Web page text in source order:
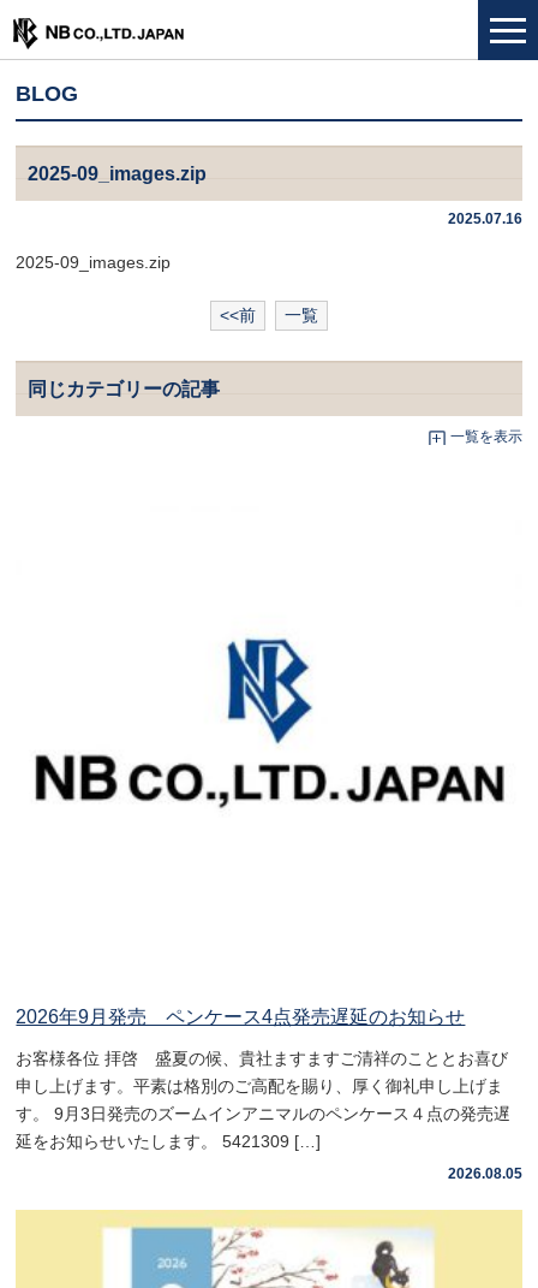
BLOG
2025-09_images.zip
2025.07.16
2025-09_images.zip
<<前 一覧
同じカテゴリーの記事
一覧を表示
2026年9月発売 ペンケース4点発売遅延のお知らせ
お客様各位 拝啓 盛夏の候、貴社ますますご清祥のこととお喜び
申し上げます。平素は格別のご高配を賜り、厚く御礼申し上げま
す。 9月3日発売のズームインアニマルのペンケース４点の発売遅
延をお知らせいたします。 5421309 […]
2026.08.05